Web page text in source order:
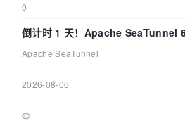
0
倒计时 1 天！Apache SeaTunnel
Community Over Code Asia 2026
Apache SeaTunnel
2026-08-06